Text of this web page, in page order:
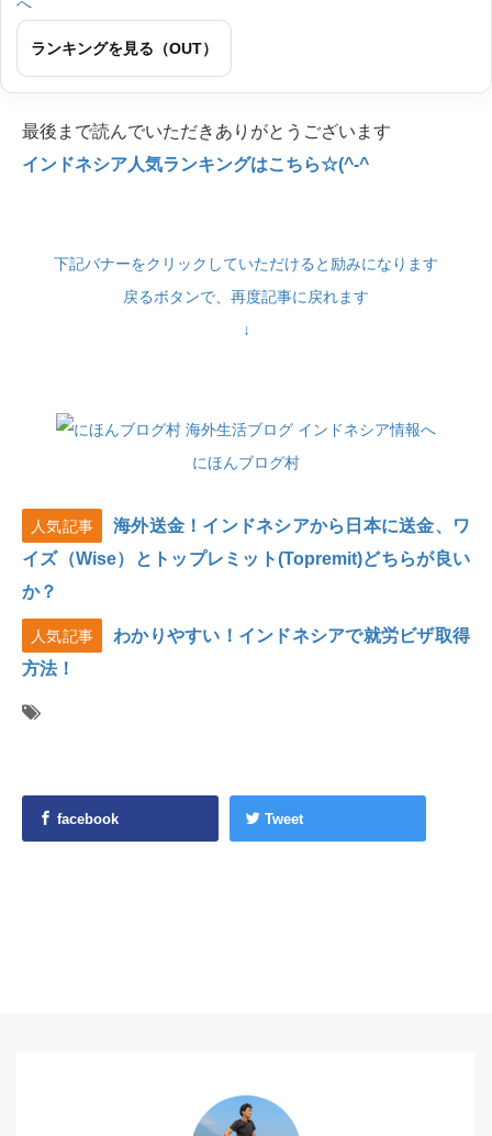
ランキングを見る（OUT）
最後まで読んでいただきありがとうございます
インドネシア人気ランキングはこちら☆(^-^
下記バナーをクリックしていただけると励みになります
戻るボタンで、再度記事に戻れます
↓
にほんブログ村
人気記事
海外送金！インドネシアから日本に送金、ワ
イズ（Wise）とトップレミット(Topremit)どちらが良い
か？
人気記事
わかりやすい！インドネシアで就労ビザ取得
方法！
facebook Tweet